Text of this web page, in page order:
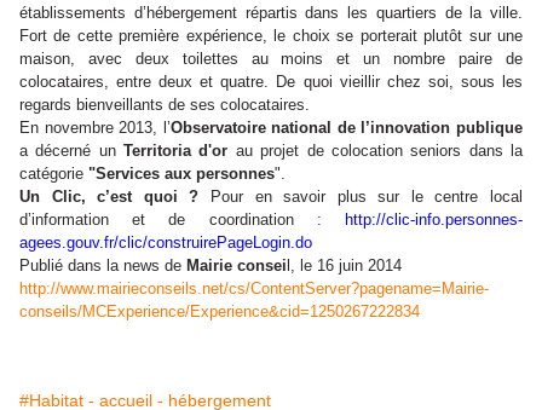
établissements d’hébergement répartis dans les quartiers de la ville.
Fort de cette première expérience, le choix se porterait plutôt sur une
maison, avec deux toilettes au moins et un nombre paire de
colocataires, entre deux et quatre. De quoi vieillir chez soi, sous les
regards bienveillants de ses colocataires.
En novembre 2013, l’Observatoire national de l’innovation publique
a décerné unTerritoria d'or au projet de colocation seniors dans la
catégorie "Services aux personnes".
Un Clic, c’est quoi ?
Pour en savoir plus sur le centre local
d’information et de coordination :
http://clic-info.personnes-
agees.gouv.fr/clic/construirePageLogin.do
Publié dans la news de Mairie consei l, le 16 juin 2014
http://www.mairieconseils.net/cs/ContentServer?pagename=Mairie-
conseils/MCExperience/Experience&cid=1250267222834
#Habitat - accueil - hébergement